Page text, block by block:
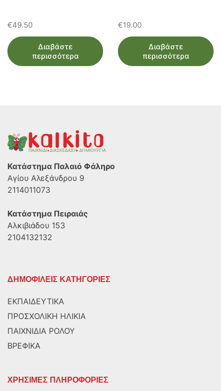
€49.50
Διαβάστε
περισσότερα
€19.00
Διαβάστε
περισσότερα
Κατάστημα Παλαιό Φάληρο
Αγίου Αλεξάνδρου 9
2114011073
Κατάστημα Πειραιάς
Αλκιβιάδου 153
2104132132
ΔΗΜΟΦΙΛΕΙΣ ΚΑΤΗΓΟΡΙΕΣ
ΕΚΠΑΙΔΕΥΤΙΚΑ
ΠΡΟΣΧΟΛΙΚΗ ΗΛΙΚΙΑ
ΠΑΙΧΝΙΔΙΑ ΡΟΛΟΥ
ΒΡΕΦΙΚΑ
ΧΡΗΣΙΜΕΣ ΠΛΗΡΟΦΟΡΙΕΣ